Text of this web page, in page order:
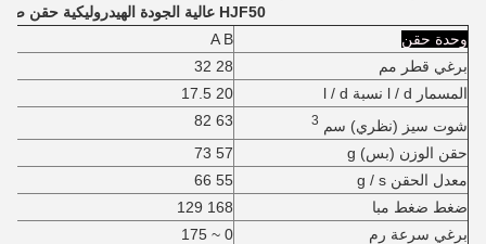
HJF50 عالية الجودة
الهيدروليكية حقن صب
وحدة حقن
A B
برغي قطر مم
28 32
المسمار l / d نسبة l / d
20 17.5
شوت سيز (نظري) سم 3
63 82
حقن الوزن (بس) g
57 73
معدل الحقن g / s
55 66
ضغط ضغط مبا
168 129
برغي سرعة رم
0 ~ 175